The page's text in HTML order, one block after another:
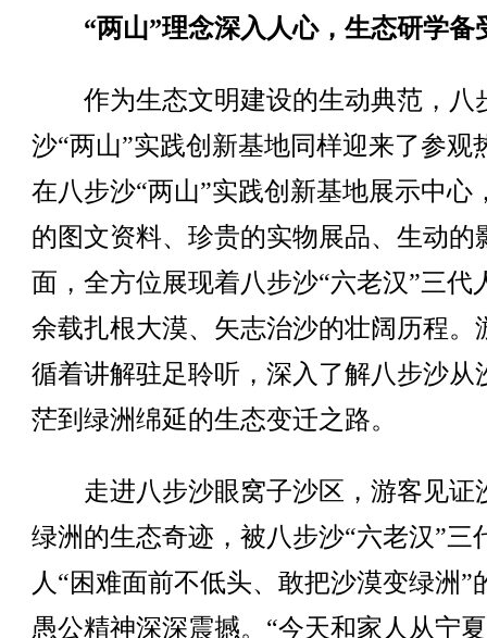
“两山”理念深入人心，生态研学备
作为生态文明建设的生动典范，八
沙“两山”实践创新基地同样迎来了参观
在八步沙“两山”实践创新基地展示中心
的图文资料、珍贵的实物展品、生动的
面，全方位展现着八步沙“六老汉”三代
余载扎根大漠、矢志治沙的壮阔历程。
循着讲解驻足聆听，深入了解八步沙从
茫到绿洲绵延的生态变迁之路。
走进八步沙眼窝子沙区，游客见证
绿洲的生态奇迹，被八步沙“六老汉”三
人“困难面前不低头、敢把沙漠变绿洲”
愚公精神深深震撼。“今天和家人从宁